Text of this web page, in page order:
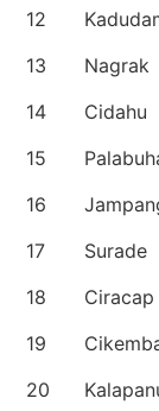
12
13
Nagrak
14
Cidahu
15
16
17
Surade
18
Ciracap
19
20